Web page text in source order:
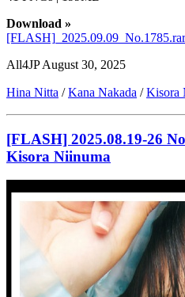
Download »
All4JPAugust 30, 2025
Hina Nitta /Kana Nakada /Kisora
[FLASH] 2025.08.19-26
Kisora Niinuma